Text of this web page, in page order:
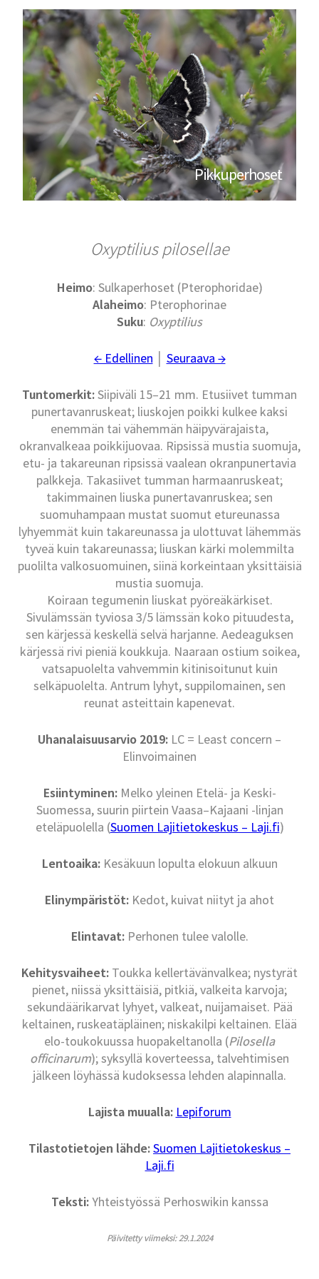
Pikkuperhoset
Oxyptilius pilosellae
Heimo: Sulkaperhoset (Pterophoridae)
Alaheimo: Pterophorinae
Suku: Oxyptilius
← Edellinen Seuraava →
Tuntomerkit:Siipiväli 15–21 mm. Etusiivet tumman
punertavanruskeat; liuskojen poikki kulkee kaksi
enemmän tai vähemmän häipyvärajaista,
okranvalkeaa poikkijuovaa. Ripsissä mustia suomuja,
etu- ja takareunan ripsissä vaalean okranpunertavia
palkkeja. Takasiivet tumman harmaanruskeat;
takimmainen liuska punertavanruskea; sen
suomuhampaan mustat suomut etureunassa
lyhyemmät kuin takareunassa ja ulottuvat lähemmäs
tyveä kuin takareunassa; liuskan kärki molemmilta
puolilta valkosuomuinen, siinä korkeintaan yksittäisiä
mustia suomuja.
Koiraan tegumenin liuskat pyöreäkärkiset.
Sivulämssän tyviosa 3/5 lämssän koko pituudesta,
sen kärjessä keskellä selvä harjanne. Aedeaguksen
kärjessä rivi pieniä koukkuja. Naaraan ostium soikea,
vatsapuolelta vahvemmin kitinisoitunut kuin
selkäpuolelta. Antrum lyhyt, suppilomainen, sen
reunat asteittain kapenevat.
Uhanalaisuusarvio 2019: LC = Least concern –
Elinvoimainen
Esiintyminen:Melko yleinen Etelä- ja Keski-
Suomessa, suurin piirtein Vaasa–Kajaani -linjan
eteläpuolella (Suomen Lajitietokeskus – Laji.fi)
Lentoaika:Kesäkuun lopulta elokuun alkuun
Elinympäristöt: Kedot, kuivat niityt ja ahot
Elintavat:Perhonen tulee valolle.
Kehitysvaiheet: Toukka kellertävänvalkea; nystyrät
pienet, niissä yksittäisiä, pitkiä, valkeita karvoja;
sekundäärikarvat lyhyet, valkeat, nuijamaiset. Pää
keltainen, ruskeatäpläinen; niskakilpi keltainen. Elää
elo-toukokuussa huopakeltanolla (Pilosella
officinarum); syksyllä koverteessa, talvehtimisen
jälkeen löyhässä kudoksessa lehden alapinnalla.
Lajista muualla: Lepiforum
Tilastotietojen lähde:Suomen Lajitietokeskus –
Laji.fi
Teksti:Yhteistyössä Perhoswikin kanssa
Päivitetty viimeksi: 29.1.2024